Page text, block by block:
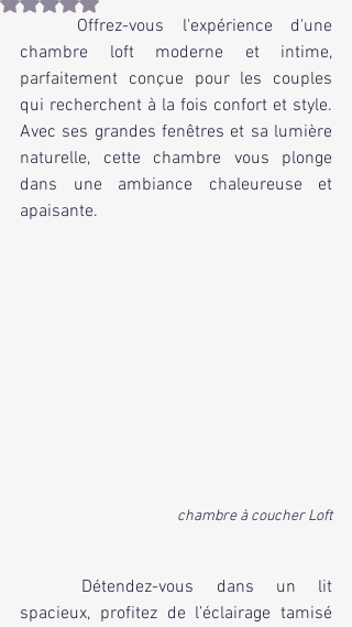
chambre loft moderne et intime,
parfaitement conçue pour les couples
qui recherchent à la fois confort et style.
Avec ses grandes fenêtres et sa lumière
naturelle, cette chambre vous plonge
dans une ambiance chaleureuse et
apaisante.
chambre à coucher Loft
spacieux, profitez de l’éclairage tamisé